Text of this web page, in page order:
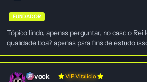
FUNDADOR
Tópico lindo, apenas perguntar, no caso o Rei
qualidade boa? apenas para fins de estudo
Ravock VIP Vitalício